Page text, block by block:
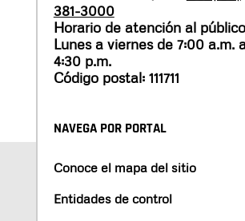
381-3000
Horario de atención al
Lunes a viernes de 7:00 a.m.
4:30 p.m.
Código postal: 111711
NAVEGA POR PORTAL
Conoce el mapa del sitio
Entidades de control